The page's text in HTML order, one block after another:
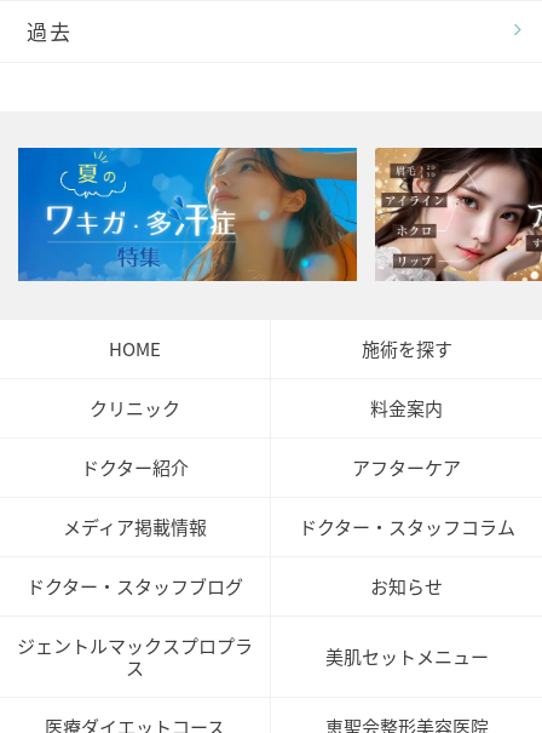
過去
HOME 施術を探す
クリニック 料金案内
ドクター紹介 アフターケア
メディア掲載情報 ドクター・スタッフコラム
ドクター・スタッフブログ お知らせ
ジェントルマックスプロプラ
ス
美肌セットメニュー
医療ダイエットコース 恵聖会整形美容医院